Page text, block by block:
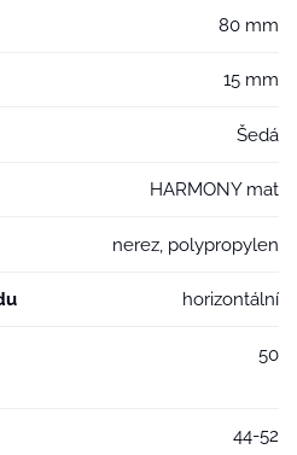
80 mm
15 mm
Šedá
HARMONY mat
nerez, polypropylen
horizontální
50
44-52